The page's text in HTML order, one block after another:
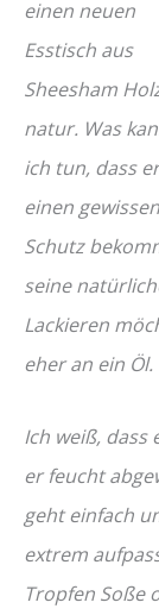
einen neuen
Esstisch aus
Sheesham
natur. Was
ich tun, dass er
einen gewissen
Schutz
seine
Lackieren
eher an ein Öl.
Ich weiß, dass
er feucht
geht einfach
extrem
Tropfen Soße